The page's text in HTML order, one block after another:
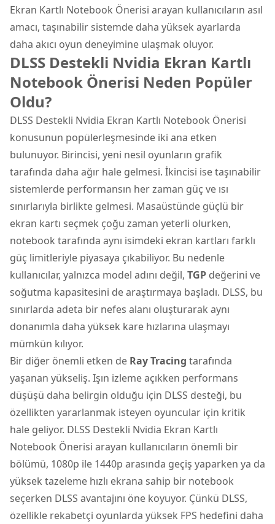
Ekran Kartlı Notebook Önerisi arayan kullanıcıların asıl
amacı, taşınabilir sistemde daha yüksek ayarlarda
daha akıcı oyun deneyimine ulaşmak oluyor.
DLSS Destekli Nvidia Ekran Kartlı
Notebook Önerisi Neden Popüler
Oldu?
DLSS Destekli Nvidia Ekran Kartlı Notebook Önerisi
konusunun popülerleşmesinde iki ana etken
bulunuyor. Birincisi, yeni nesil oyunların grafik
tarafında daha ağır hale gelmesi. İkincisi ise taşınabilir
sistemlerde performansın her zaman güç ve ısı
sınırlarıyla birlikte gelmesi. Masaüstünde güçlü bir
ekran kartı seçmek çoğu zaman yeterli olurken,
notebook tarafında aynı isimdeki ekran kartları farklı
güç limitleriyle piyasaya çıkabiliyor. Bu nedenle
kullanıcılar, yalnızca model adını değil, TGP değerini ve
soğutma kapasitesini de araştırmaya başladı. DLSS, bu
sınırlarda adeta bir nefes alanı oluşturarak aynı
donanımla daha yüksek kare hızlarına ulaşmayı
mümkün kılıyor.
Bir diğer önemli etken de Ray Tracing tarafında
yaşanan yükseliş. Işın izleme açıkken performans
düşüşü daha belirgin olduğu için DLSS desteği, bu
özellikten yararlanmak isteyen oyuncular için kritik
hale geliyor. DLSS Destekli Nvidia Ekran Kartlı
Notebook Önerisi arayan kullanıcıların önemli bir
bölümü, 1080p ile 1440p arasında geçiş yaparken ya da
yüksek tazeleme hızlı ekrana sahip bir notebook
seçerken DLSS avantajını öne koyuyor. Çünkü DLSS,
özellikle rekabetçi oyunlarda yüksek FPS hedefini daha